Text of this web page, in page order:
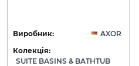
Виробник:
AXOR
Колекція:
SUITE BASINS & BATHTUB